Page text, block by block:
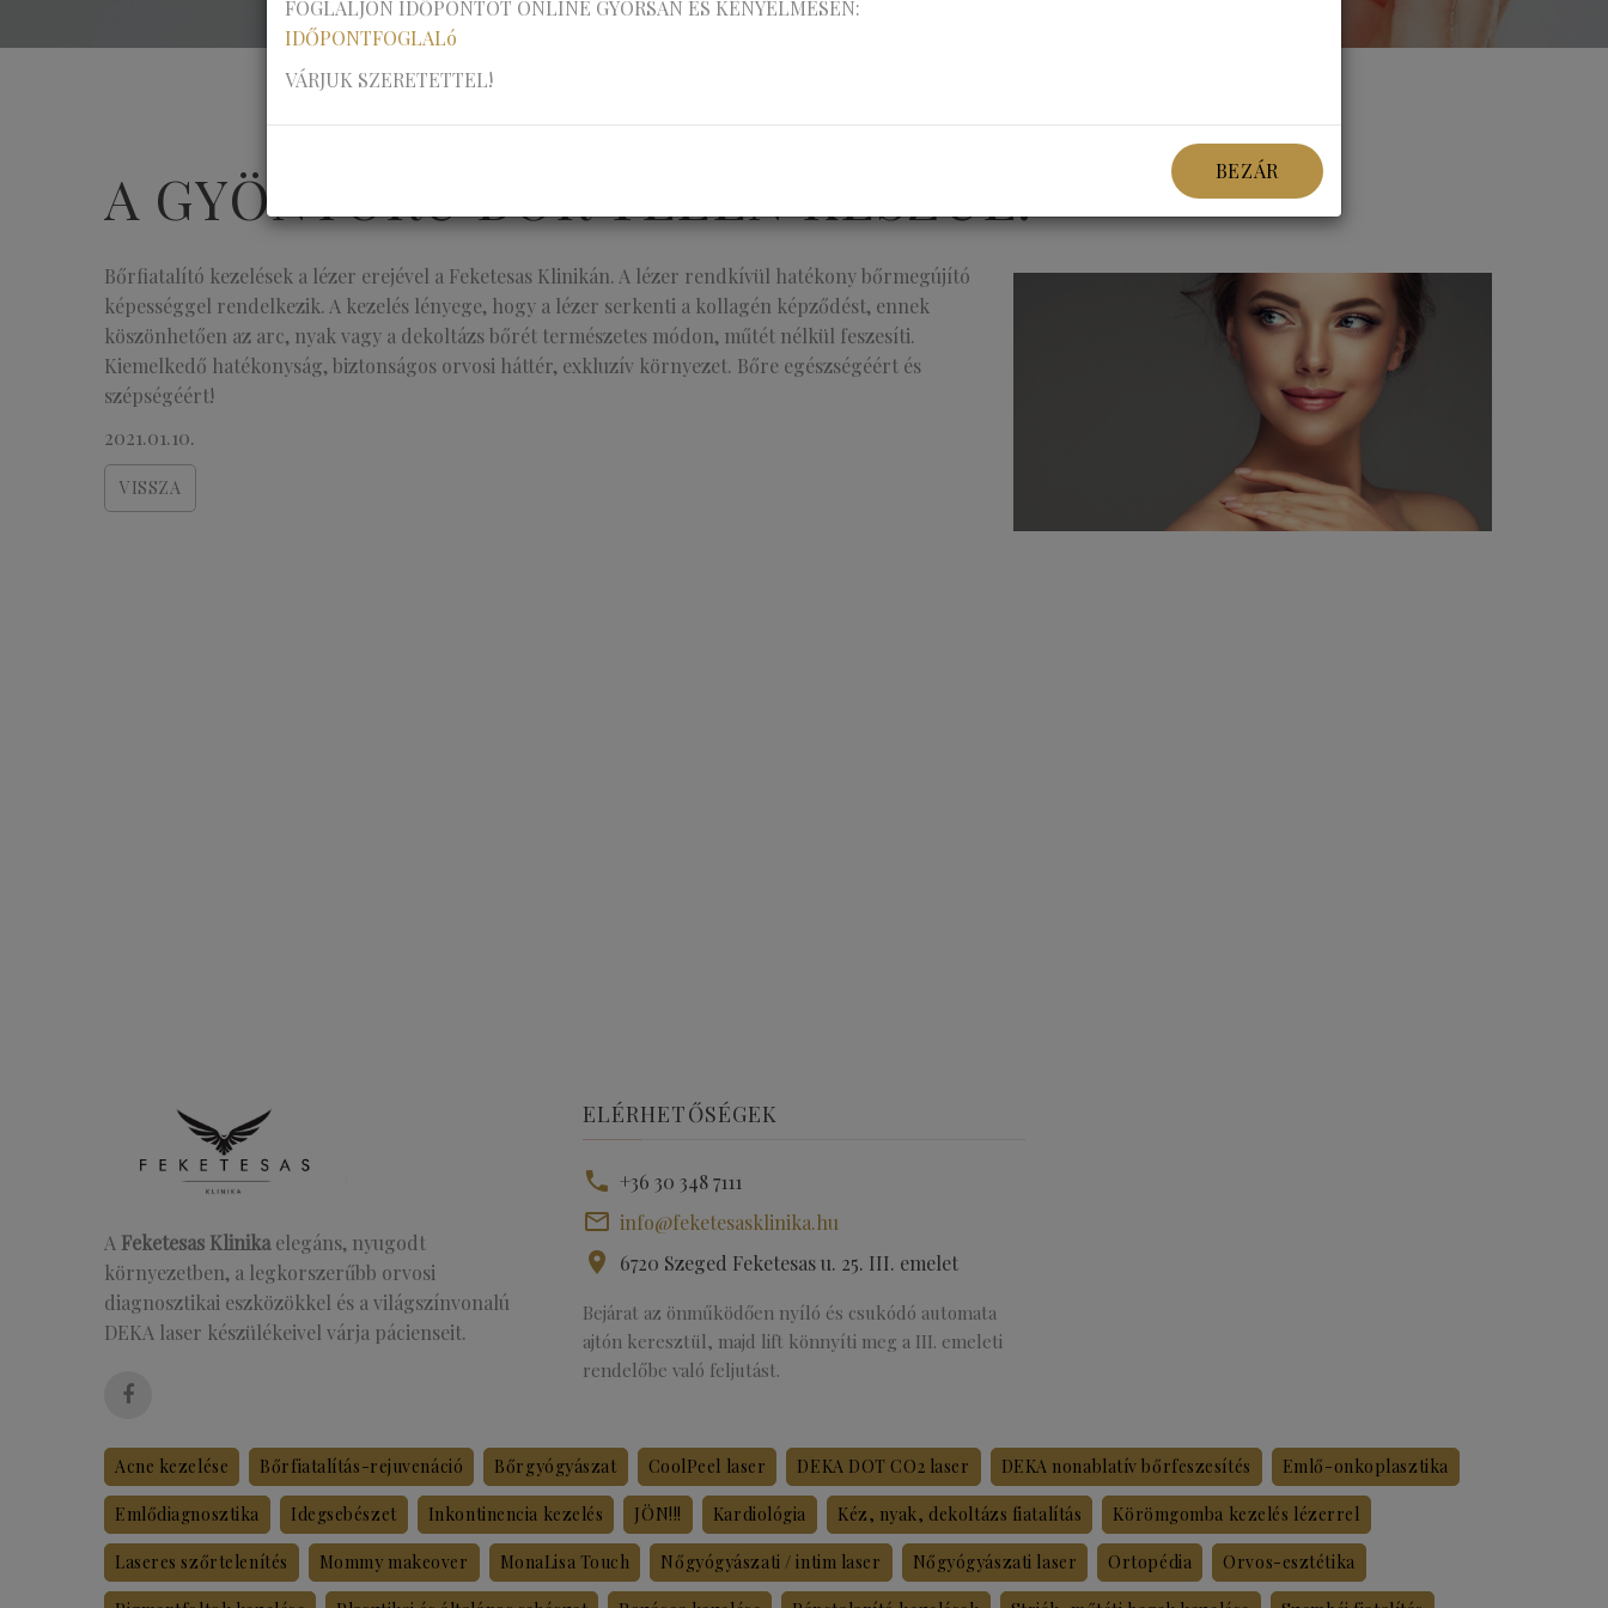
A GYÖNYÖRŰ BŐR TÉLEN KÉSZÜL!
Bőrfiatalító kezelések a lézer erejével a Feketesas Klinikán. A lézer rendkívül hatékony bőrmegújító
képességgel rendelkezik. A kezelés lényege, hogy a lézer serkenti a kollagén képződést, ennek
köszönhetően az arc, nyak vagy a dekoltázs bőrét természetes módon, műtét nélkül feszesíti.
Kiemelkedő hatékonyság, biztonságos orvosi háttér, exkluzív környezet. Bőre egészségéért és
szépségéért!
2021.01.10.
VISSZA
ELÉRHETŐSÉGEK
+36 30 348 7111
info@feketesasklinika.hu
6720 Szeged Feketesas u. 25. III. emelet
Bejárat az önműködően nyíló és csukódó automata
ajtón keresztül, majd lift könnyíti meg a III. emeleti
rendelőbe való feljutást.
A Feketesas Klinikaelegáns, nyugodt
környezetben, a legkorszerűbb orvosi
diagnosztikai eszközökkel és a világszínvonalú
DEKA laser készülékeivel várja pácienseit.
Acne kezelése Bőrfiatalítás-rejuvenáció Bőrgyógyászat CoolPeel laser DEKA DOT CO2 laser DEKA nonablatív bőrfeszesítés Emlő-onkoplasztika
Emlődiagnosztika Idegsebészet Inkontinencia kezelés JÖN!!! Kardiológia Kéz, nyak, dekoltázs fiatalítás Körömgomba kezelés lézerrel
Laseres szőrtelenítés Mommy makeover MonaLisa Touch Nőgyógyászati / intim laser Nőgyógyászati laser Ortopédia Orvos-esztétika
FOGLALJON IDŐPONTOT ONLINE GYORSAN ÉS KÉNYELMESEN:
IDŐPONTFOGLALó
VÁRJUK SZERETETTEL!
BEZÁR